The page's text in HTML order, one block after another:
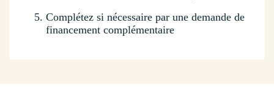
Complétez si nécessaire par une demande de
financement complémentaire